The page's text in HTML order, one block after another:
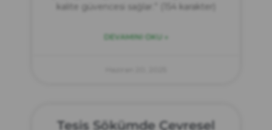
kalite güvencesi sağlar.” (154 karakter)
DEVAMINI OKU »
Tesis Sökümde Çevresel